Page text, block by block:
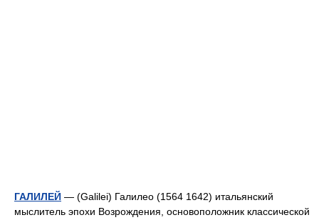
ГАЛИЛЕЙ — (Galilei) Галилео (1564 1642) итальянский
мыслитель эпохи Возрождения, основоположник классической